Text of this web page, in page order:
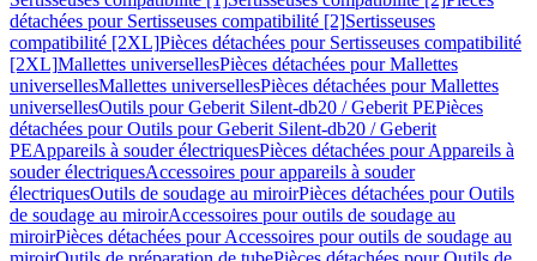
détachées pour Sertisseuses compatibilité [2]Sertisseuses
compatibilité [2XL]Pièces détachées pour Sertisseuses compatibilité
[2XL]Mallettes universellesPièces détachées pour Mallettes
universellesMallettes universellesPièces détachées pour Mallettes
universellesOutils pour Geberit Silent-db20 / Geberit PEPièces
détachées pour Outils pour Geberit Silent-db20 / Geberit
PEAppareils à souder électriquesPièces détachées pour Appareils à
souder électriquesAccessoires pour appareils à souder
électriquesOutils de soudage au miroirPièces détachées pour Outils
de soudage au miroirAccessoires pour outils de soudage au
miroirPièces détachées pour Accessoires pour outils de soudage au